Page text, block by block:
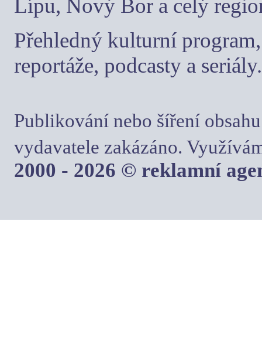
Lípu, Nový Bor a celý
Přehledný kulturní
reportáže, podcasty a seriály.
Publikování nebo šíření
vydavatele zakázáno.
2000 - 2026 © reklamní